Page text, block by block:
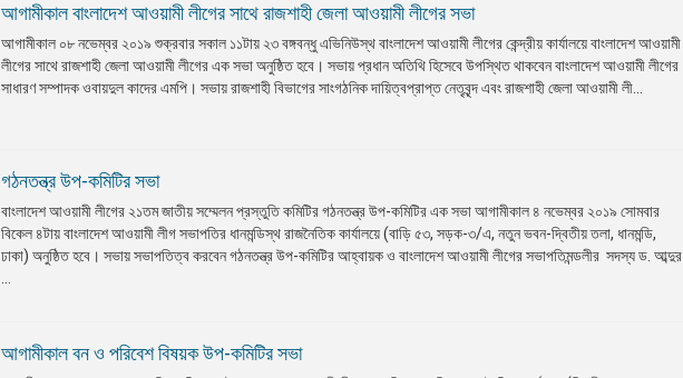
আগামীকাল বাংলাদেশ আওয়ামী লীগের সাথে রাজশাহী জেলা আওয়ামী লীগের সভা
আগামীকাল ০৮ নভেম্বর ২০১৯ শুক্রবার সকাল ১১টায় ২৩ বঙ্গবন্ধু এভিনিউস্থ বাংলাদেশ আওয়ামী লীগের কেন্দ্রীয় কার্যালয়ে বাংলাদেশ আওয়ামী
লীগের সাথে রাজশাহী জেলা আওয়ামী লীগের এক সভা অনুষ্ঠিত হবে। সভায় প্রধান অতিথি হিসেবে উপস্থিত থাকবেন বাংলাদেশ আওয়ামী লীগের
সাধারণ সম্পাদক ওবায়দুল কাদের এমপি। সভায় রাজশাহী বিভাগের সাংগঠনিক দায়িত্বপ্রাপ্ত নেতৃবৃন্দ এবং রাজশাহী জেলা আওয়ামী লী...
গঠনতন্ত্র উপ-কমিটির সভা
বাংলাদেশ আওয়ামী লীগের ২১তম জাতীয় সম্মেলন প্রস্তুতি কমিটির গঠনতন্ত্র উপ-কমিটির এক সভা আগামীকাল ৪ নভেম্বর ২০১৯ সোমবার
বিকেল ৪টায় বাংলাদেশ আওয়ামী লীগ সভাপতির ধানমন্ডিস্থ রাজনৈতিক কার্যালয়ে (বাড়ি ৫৩, সড়ক-৩/এ, নতুন ভবন-দ্বিতীয় তলা, ধানমন্ডি,
ঢাকা) অনুষ্ঠিত হবে। সভায় সভাপতিত্ব করবেন গঠনতন্ত্র উপ-কমিটির আহ্বায়ক ও বাংলাদেশ আওয়ামী লীগের সভাপতিমন্ডলীর সদস্য ড. আব্দুর
...
আগামীকাল বন ও পরিবেশ বিষয়ক উপ-কমিটির সভা